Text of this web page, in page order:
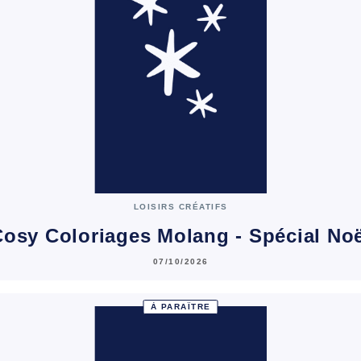
LOISIRS CRÉATIFS
Coloriages Molang - Spécial
07/10/2026
À PARAÎTRE